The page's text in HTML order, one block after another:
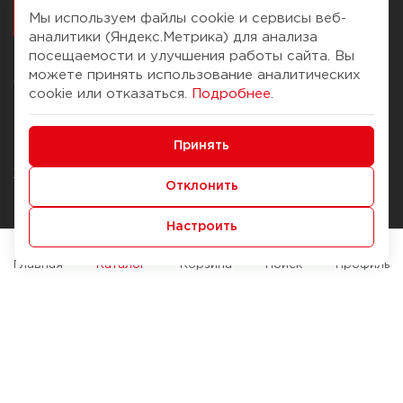
О компании
История Компании
Журнал
Наши марки
Брендирование
Помощь
Доставка и оплата
Способы оплаты
Служба контроля качества
Мы используем файлы cookie и сервисы веб-
аналитики (Яндекс.Метрика) для анализа
посещаемости и улучшения работы сайта. Вы
можете принять использование аналитических
cookie или отказаться.
Подробнее
Принять
Отклонить
Настроить
Главная Каталог Корзина Поиск Профиль